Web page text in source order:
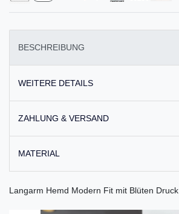
BESCHREIBUNG
WEITERE DETAILS
ZAHLUNG & VERSAND
MATERIAL
Langarm Hemd Modern Fit mit Blüten Druck